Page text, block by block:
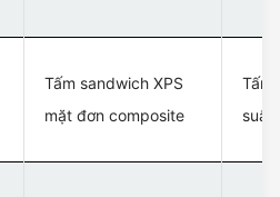
Tấm sandwich XPS
mặt đơn composite
Tấm
suất